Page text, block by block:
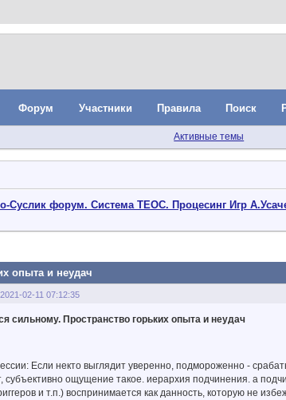
Форум Участники Правила Поиск
Активные темы
Суслик форум. Система ТЕОС. Процесинг Игр
опыта и неудач
2021-02-11 07:12:35
сильному. Пространство горьких опыта и неудач
Если некто выглядит уверенно, подмороженно -
субъективно ощущение такое. иерархия подчинения. а
и т.п.) воспринимается как данность, которую не